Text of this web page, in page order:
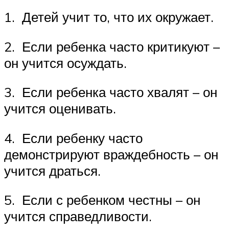
1. Детей учит то, что их окружает.
2. Если ребенка часто критикуют –
он учится осуждать.
3. Если ребенка часто хвалят – он
учится оценивать.
4. Если ребенку часто
демонстрируют враждебность – он
учится драться.
5. Если с ребенком честны – он
учится справедливости.